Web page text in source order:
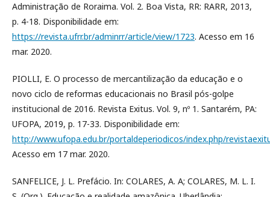
Administração de Roraima. Vol. 2. Boa Vista, RR: RARR, 2013,
p. 4-18. Disponibilidade em:
https://revista.ufrr.br/adminrr/article/view/1723. Acesso em 16
mar. 2020.
PIOLLI, E. O processo de mercantilização da educação e o
novo ciclo de reformas educacionais no Brasil pós-golpe
institucional de 2016. Revista Exitus. Vol. 9, nº 1. Santarém, PA:
UFOPA, 2019, p. 17-33. Disponibilidade em:
http://www.ufopa.edu.br/portaldeperiodicos/index.php/
Acesso em 17 mar. 2020.
SANFELICE, J. L. Prefácio. In: COLARES, A. A; COLARES, M. L. I.